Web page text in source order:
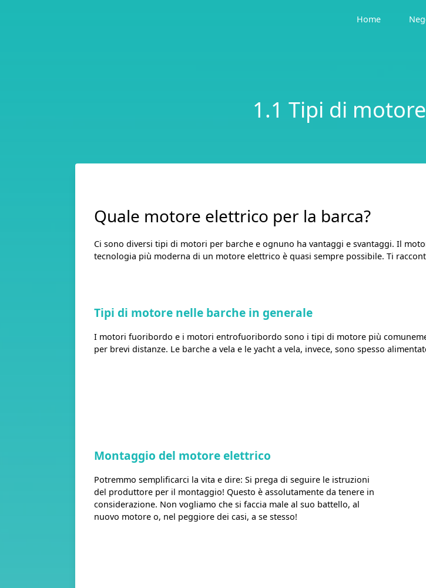
Home
1.1 Tipi di
Quale motore elettrico per la barca?
Ci sono diversi tipi di motori per barche e ognuno ha vantaggi e svantaggi. Il
tecnologia più moderna di un motore elettrico è quasi sempre possibile. Ti
Tipi di motore nelle barche in generale
I motori fuoribordo e i motori entrofuoribordo sono i tipi di motore più
per brevi distanze. Le barche a vela e le yacht a vela, invece, sono spesso
Montaggio del motore elettrico
Potremmo semplificarci la vita e dire: Si prega di seguire le istruzioni
del produttore per il montaggio! Questo è assolutamente da tenere in
considerazione. Non vogliamo che si faccia male al suo battello, al
nuovo motore o, nel peggiore dei casi, a se stesso!